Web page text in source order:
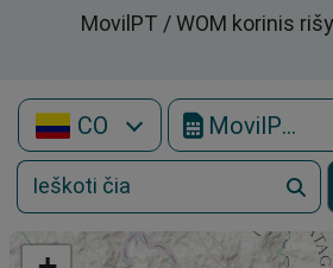
MovilPT / WOM korinis
CO MovilPT / WOM